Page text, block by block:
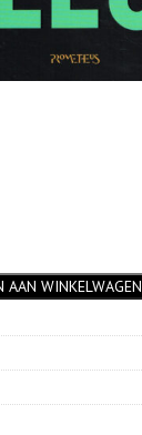
9,90.
AAN WINKELWAGEN